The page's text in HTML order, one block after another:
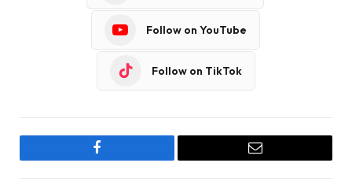
Follow on YouTube
Follow on TikTok
Facebook Email